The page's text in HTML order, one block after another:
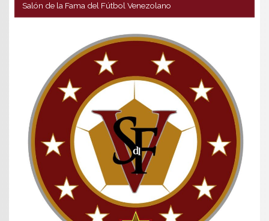
Salón de la Fama del Fútbol Venezolano